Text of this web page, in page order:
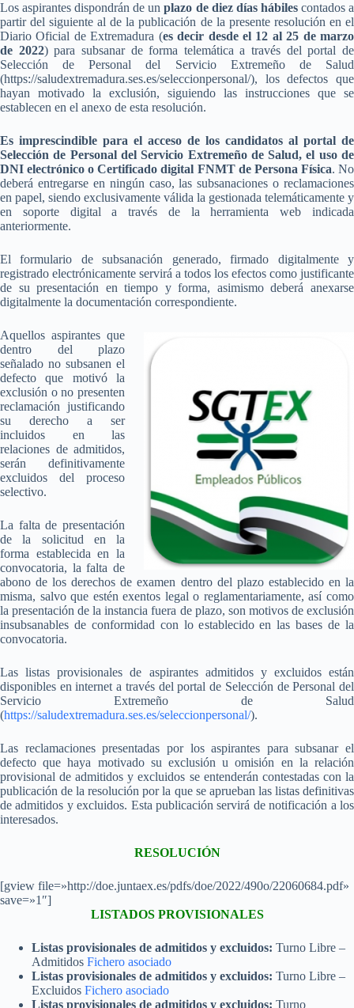
Los aspirantes dispondrán de unplazo de diez días hábilescontados a
partir del siguiente al de la publicación de la presente resolución en el
Diario Oficial de Extremadura (es decir desde el 12 al 25 de marzo
de 2022) para subsanar de forma telemática a través del portal de
Selección de Personal del Servicio Extremeño de Salud
(https://saludextremadura.ses.es/seleccionpersonal/), los defectos que
hayan motivado la exclusión, siguiendo las instrucciones que se
establecen en el anexo de esta resolución.
Es imprescindible para el acceso de los candidatos al portal de
Selección de Personal del Servicio Extremeño de Salud, el uso de
DNI electrónico o Certificado digital FNMT de Persona Física. No
deberá entregarse en ningún caso, las subsanaciones o reclamaciones
en papel, siendo exclusivamente válida la gestionada telemáticamente y
en soporte digital a través de la herramienta web indicada
anteriormente.
El formulario de subsanación generado, firmado digitalmente y
registrado electrónicamente servirá a todos los efectos como justificante
de su presentación en tiempo y forma, asimismo deberá anexarse
digitalmente la documentación correspondiente.
Aquellos aspirantes que
dentro del plazo
señalado no subsanen el
defecto que motivó la
exclusión o no presenten
reclamación justificando
su derecho a ser
incluidos en las
relaciones de admitidos,
serán definitivamente
excluidos del proceso
selectivo.
La falta de presentación
de la solicitud en la
forma establecida en la
convocatoria, la falta de
abono de los derechos de examen dentro del plazo establecido en la
misma, salvo que estén exentos legal o reglamentariamente, así como
la presentación de la instancia fuera de plazo, son motivos de exclusión
insubsanables de conformidad con lo establecido en las bases de la
convocatoria.
Las listas provisionales de aspirantes admitidos y excluidos están
disponibles en internet a través del portal de Selección de Personal del
Servicio Extremeño de Salud
(https://saludextremadura.ses.es/seleccionpersonal/).
Las reclamaciones presentadas por los aspirantes para subsanar el
defecto que haya motivado su exclusión u omisión en la relación
provisional de admitidos y excluidos se entenderán contestadas con la
publicación de la resolución por la que se aprueban las listas definitivas
de admitidos y excluidos. Esta publicación servirá de notificación a los
interesados.
RESOLUCIÓN
[gview file=»http://doe.juntaex.es/pdfs/doe/2022/490o/22060684.pdf»
save=»1″]
LISTADOS PROVISIONALES
Listas provisionales de admitidos y excluidos: Turno Libre –
Admitidos Fichero asociado
Listas provisionales de admitidos y excluidos: Turno Libre –
Excluidos Fichero asociado
Listas provisionales de admitidos y excluidos: Turno